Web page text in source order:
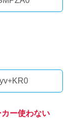
ー使わない